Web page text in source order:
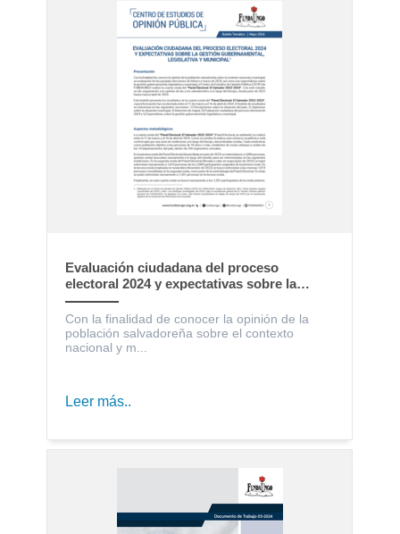
Evaluación ciudadana del proceso
electoral 2024 y expectativas sobre la
gestión gubernamental, legislativa y
municipal
Con la finalidad de conocer la opinión de la
población salvadoreña sobre el contexto
nacional y m...
Leer más..